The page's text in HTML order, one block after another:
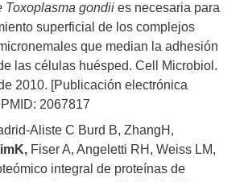
Toxoplasma gondii es necesaria para
superficial de los complejos
que median la adhesión
las células huésped. Cell Microbiol.
2010. [Publicación electrónica
2067817
Aliste C Burd B, ZhangH,
Fiser A, Angeletti RH, Weiss LM,
integral de proteínas de